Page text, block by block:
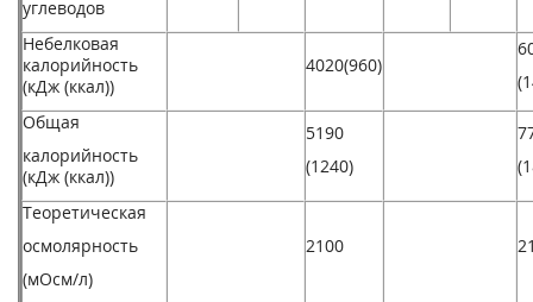
углеводов
Небелковая
калорийность
(кДж (ккал))
4020(960)
Общая
калорийность
(кДж (ккал))
5190
(1240)
Теоретическая
осмолярность
(мОсм/л)
2100